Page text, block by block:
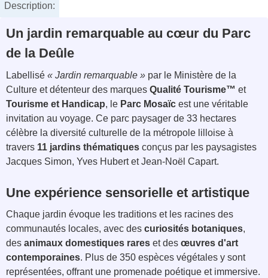
Description:
Un jardin remarquable au cœur du Parc
de la Deûle
Labellisé « Jardin remarquable » par le Ministère de la
Culture et détenteur des marques Qualité Tourisme™ et
Tourisme et Handicap, le Parc Mosaïc est une véritable
invitation au voyage. Ce parc paysager de 33 hectares
célèbre la diversité culturelle de la métropole lilloise à
travers 11 jardins thématiques conçus par les paysagistes
Jacques Simon, Yves Hubert et Jean-Noël Capart.
Une expérience sensorielle et artistique
Chaque jardin évoque les traditions et les racines des
communautés locales, avec des curiosités botaniques,
des animaux domestiques rares et des œuvres d'art
contemporaines. Plus de 350 espèces végétales y sont
représentées, offrant une promenade poétique et immersive.